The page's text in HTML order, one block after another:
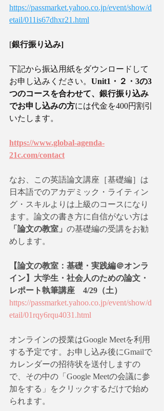
https://passmarket.yahoo.co.jp/event/show/d
etail/011is67dhxr21.html
[銀行振り込み]
下記から振込用紙をダウンロードして
お申し込みください。 Unit1・２・3の3
つのコースを合わせて、銀行振り込み
でお申し込みの方には代金を400円割引
いたします。
https://www.global-agenda-
21c.com/contact
なお、この英語論文講座［基礎編］は
日本語でのアカデミック・ライティン
グ・スキルよりは上級のコースになり
ます。論文の書き方に自信がない方は
「論文の教室」 の基礎編の受講をお勧
めします。
【論文の教室：基礎・実践編＠オンラ
イン】大学生・社会人のための論文・
レポート執筆講座　4/29（土）
https://passmarket.yahoo.co.jp/event/show/d
etail/01rqy6rqu4031.html
オンラインの授業はGoogle Meetを利用
する予定です。お申し込み後にGmailで
カレンダーの招待状を送付しますの
で、その中の「Google Meetの会議に参
加をする」をクリックするだけで始め
られます。